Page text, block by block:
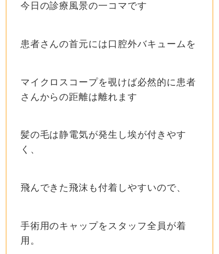
今日の診療風景の一コマです
患者さんの首元には口腔外バキュームを
マイクロスコープを覗けば必然的に患者
さんからの距離は離れます
髪の毛は静電気が発生し埃が付きやす
く、
飛んできた飛沫も付着しやすいので、
手術用のキャップをスタッフ全員が着
用。